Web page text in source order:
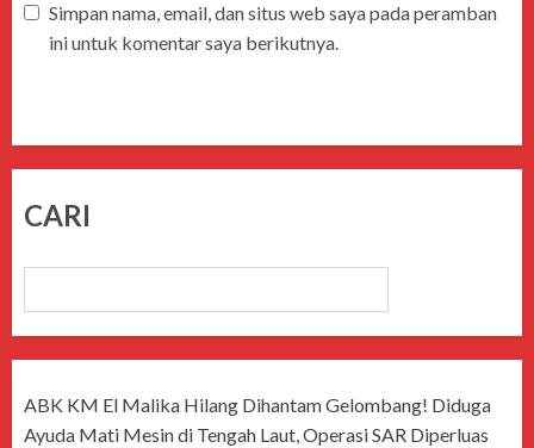
Simpan nama, email, dan situs web saya pada peramban
ini untuk komentar saya berikutnya.
CARI
ABK KM El Malika Hilang Dihantam Gelombang! Diduga
Ayuda Mati Mesin di Tengah Laut, Operasi SAR Diperluas